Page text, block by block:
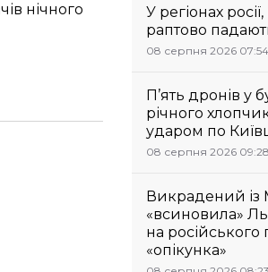
нічного
У регіонах
раптово
08 серпня 2026 07:54
П’ять дронів у
річного
ударом по
08 серпня 2026 09:28
Викрадений із
«всиновила»
на російського
«опікунка»